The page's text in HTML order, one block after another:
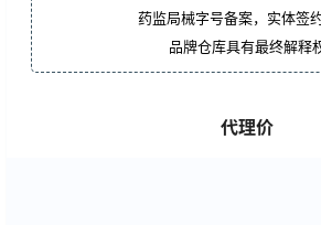
药监局械字号备案，实体签
品牌仓库具有最终解释
代理价